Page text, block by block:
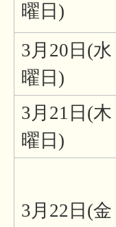
曜日)
3月20日(水
曜日)
3月21日(木
曜日)
3月22日(金